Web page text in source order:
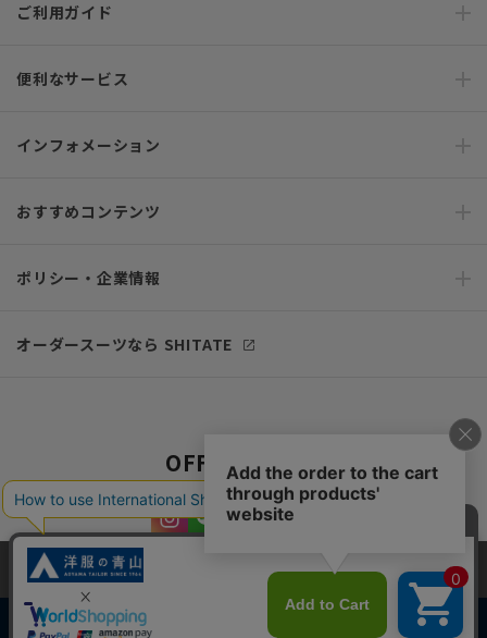
ご利用ガイド
便利なサービス
インフォメーション
おすすめコンテンツ
ポリシー・企業情報
オーダースーツなら SHITATE
OFFICIAL SNS
当サイトでは、快適な閲覧体験とコンテンツ改善のためにCookieを使用
しています。閲覧を続けることで、Cookieの使用に同意したものとみな